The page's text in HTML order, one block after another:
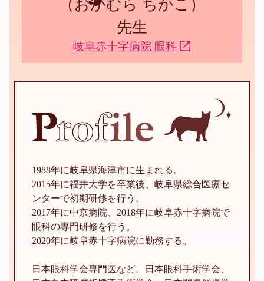
（おかむら ちかこ）
先生
岐阜赤十字病院 眼科
1988年に岐阜県海津市に生まれる。
2015年に福井大学を卒業後、岐阜県総合医療セ
ンターで初期研修を行う。
2017年に中京病院、2018年に岐阜赤十字病院で
眼科の専門研修を行う。
2020年に岐阜赤十字病院に勤務する。
日本眼科学会専門医など。日本眼科手術学会、